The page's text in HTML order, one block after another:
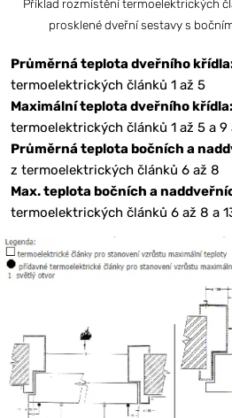
Příklad rozmístění termoelektrických
prosklené dveřní sestavy s
Průměrná teplota dveřního
termoelektrických článků 1 až 5
Maximální teplota dveřního křídla:
termoelektrických článků 1 až 5 a 9
Průměrná teplota bočních a
z termoelektrických článků 6 až 8
Max. teplota bočních a
termoelektrických článků 6 až 8 a